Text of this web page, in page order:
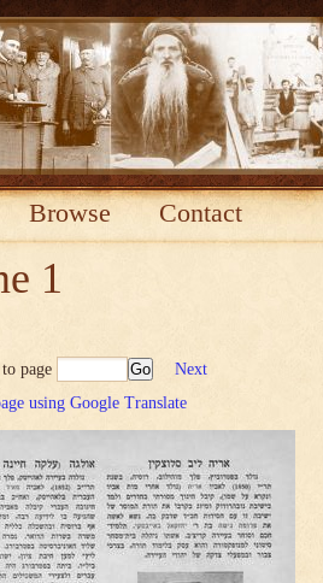
Browse Contact
1
page
Next
using Google Translate